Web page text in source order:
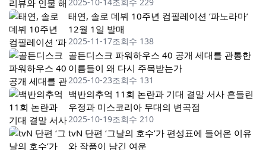
태연, 솔로 데뷔 10주년 컴필레이션 ‘파노라마’
12월 1일 발매
2025-11-17조회수 138
골든디스크 파워하우스 40 공개 세대를 관통한
이름들이 왜 다시 주목받는가
2025-10-23조회수 131
백반의추억 11회 논란과 기대 결말 서사 흔들린
우정과 미스코리아 무대의 변곡점
2025-10-19조회수 210
tvN 단편 ‘그날의 호수’가 편성표에 들어온 이유
와 작품이 남긴 여운